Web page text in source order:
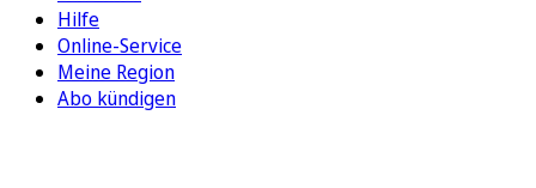
Hilfe
Online-Service
Meine Region
Abo kündigen